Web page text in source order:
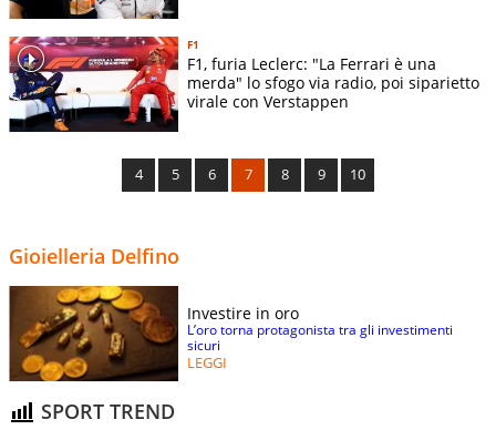
F1
F1, furia Leclerc: "La Ferrari è una
merda" lo sfogo via radio, poi siparietto
virale con Verstappen
4 5 6 7 8 9 10
Gioielleria Delfino
Investire in oro
L’oro torna protagonista tra gli investimenti
sicuri
LEGGI
SPORT TREND